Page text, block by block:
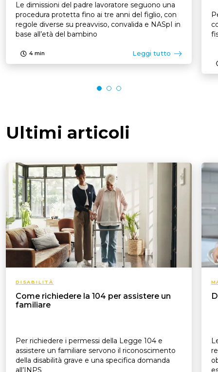
Le dimissioni del padre lavoratore seguono una
procedura protetta fino ai tre anni del figlio, con
regole diverse su preavviso, convalida e NASpI in
base all’età del bambino
4 min Leggi tutto
Ultimi articoli
DISABILITÀ
Come richiedere la 104 per assistere un
familiare
Per richiedere i permessi della Legge 104 e
assistere un familiare servono il riconoscimento
della disabilità grave e una specifica domanda
all’INPS